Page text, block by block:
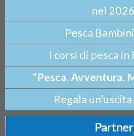
nel 2026
Pesca
I corsi di pesca in
“Pesca. Avventura.
Regala
Partner